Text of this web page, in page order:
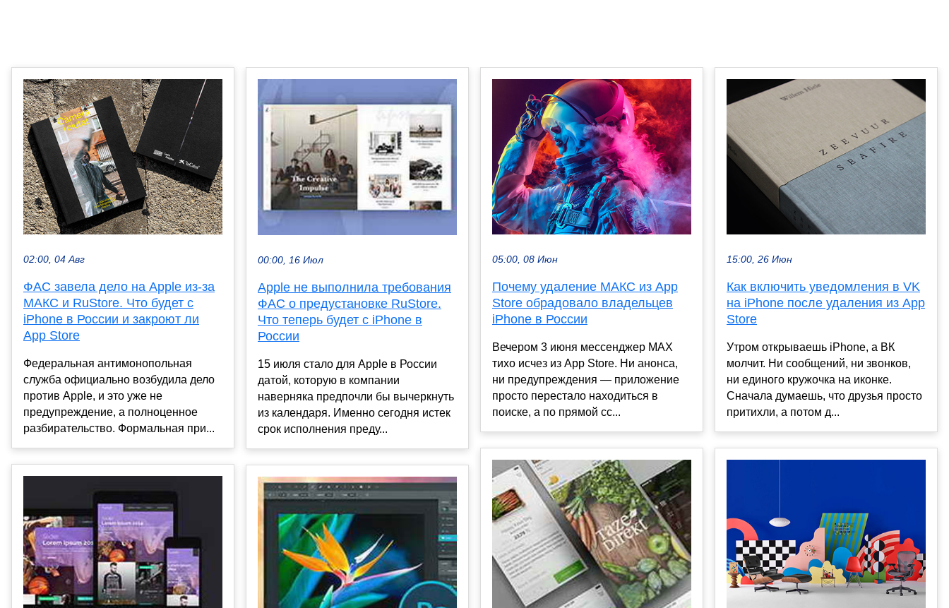
02:00, 04 Авг
ФАС завела дело на Apple из-за
МАКС и RuStore. Что будет с
iPhone в России и закроют ли
App Store
Федеральная антимонопольная
служба официально возбудила дело
против Apple, и это уже не
предупреждение, а полноценное
разбирательство. Формальная при...
00:00, 16 Июл
Apple не выполнила требования
ФАС о предустановке RuStore.
Что теперь будет с iPhone в
России
15 июля стало для Apple в России
датой, которую в компании
наверняка предпочли бы вычеркнуть
из календаря. Именно сегодня истек
срок исполнения преду...
05:00, 08 Июн
Почему удаление МАКС из App
Store обрадовало владельцев
iPhone в России
Вечером 3 июня мессенджер MAX
тихо исчез из App Store. Ни анонса,
ни предупреждения — приложение
просто перестало находиться в
поиске, а по прямой сс...
15:00, 26 Июн
Как включить уведомления в VK
на iPhone после удаления из App
Store
Утром открываешь iPhone, а ВК
молчит. Ни сообщений, ни звонков,
ни единого кружочка на иконке.
Сначала думаешь, что друзья просто
притихли, а потом д...